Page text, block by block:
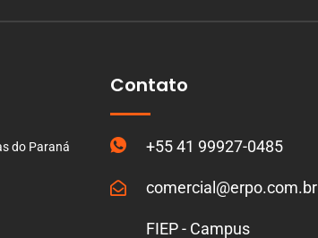
do Paraná
Contato
+55 41 99927-0485
comercial@erpo.com.br
FIEP - Campus